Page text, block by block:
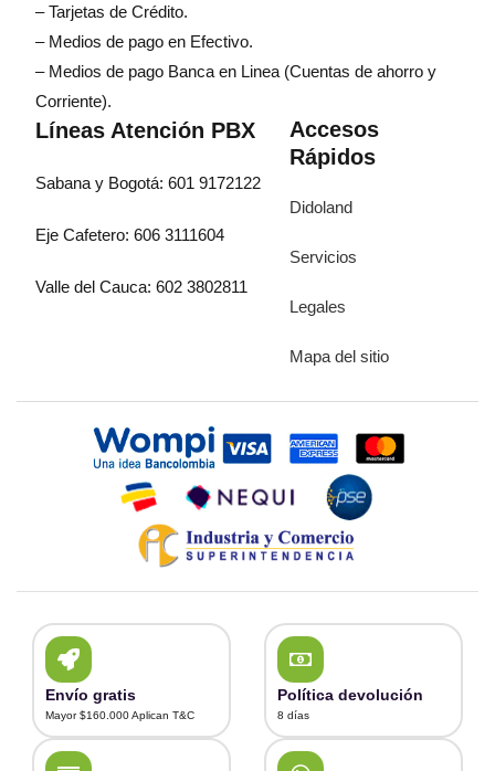
– Tarjetas de Crédito.
– Medios de pago en Efectivo.
– Medios de pago Banca en Linea (Cuentas de ahorro y
Corriente).
Líneas Atención PBX
Sabana y Bogotá: 601 9172122
Eje Cafetero: 606 3111604
Valle del Cauca: 602 3802811
Accesos
Rápidos
Didoland
Servicios
Legales
Mapa del sitio
Envío gratis
Mayor $160.000 Aplican T&C
Política devolución
8 días